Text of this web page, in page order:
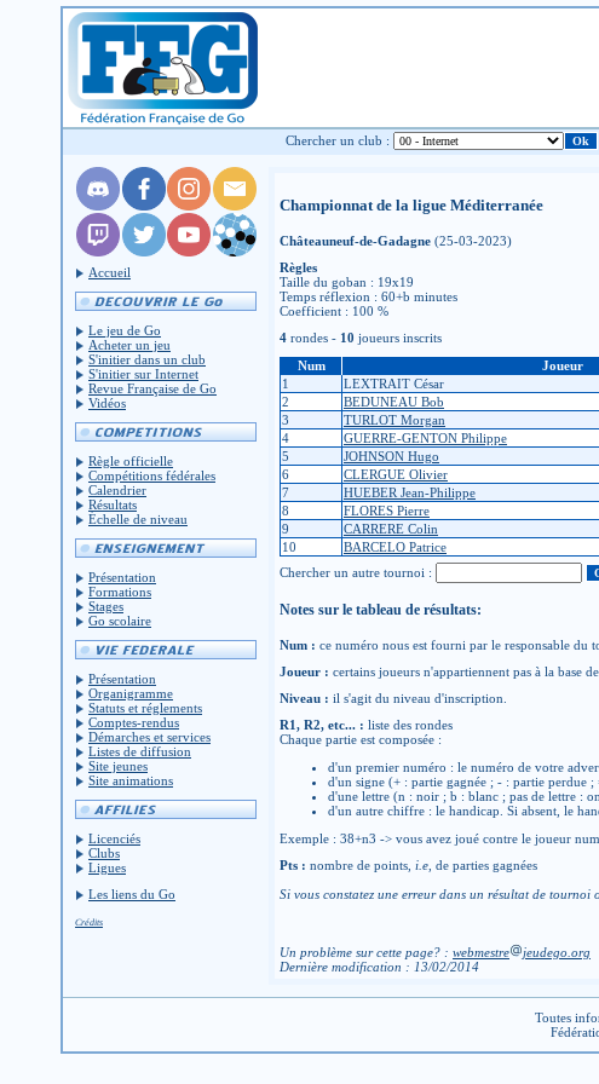
Chercher un club :
Accueil
Le jeu de Go
Acheter un jeu
S'initier dans un club
S'initier sur Internet
Revue Française de Go
Vidéos
Règle officielle
Compétitions fédérales
Calendrier
Résultats
Échelle de niveau
Présentation
Formations
Stages
Go scolaire
Présentation
Organigramme
Statuts et réglements
Comptes-rendus
Démarches et services
Listes de diffusion
Site jeunes
Site animations
Licenciés
Clubs
Ligues
Les liens du Go
Crédits
Championnat de la ligue Méditerranée
Châteauneuf-de-Gadagne (25-03-2023)
Règles
Taille du goban : 19x19
Temps réflexion : 60+b minutes
Coefficient : 100 %
4 rondes - 10 joueurs inscrits
Num
Joueur
1
LEXTRAIT César
2
BEDUNEAU Bob
3
TURLOT Morgan
4
GUERRE-GENTON Philippe
5
JOHNSON Hugo
6
CLERGUE Olivier
7
HUEBER Jean-Philippe
8
FLORES Pierre
9
CARRERE Colin
10
BARCELO Patrice
Chercher un autre tournoi :
Notes sur le tableau de résultats:
Num : ce numéro nous est fourni par le responsable du
Joueur : certains joueurs n'appartiennent pas à la base
Niveau : il s'agit du niveau d'inscription.
R1, R2, etc... : liste des rondes
Chaque partie est composée :
d'un premier numéro : le numéro de votre
d'un signe (+ : partie gagnée ; - : partie perdue
d'une lettre (n : noir ; b : blanc ; pas de lettre :
d'un autre chiffre : le handicap. Si absent, le
Exemple : 38+n3 -> vous avez joué contre le joueur
Pts : nombre de points, i.e , de parties gagnées
Si vous constatez une erreur dans un résultat de tournoi
Un problème sur cette page? : webmestre
jeudego.org
Dernière modification : 13/02/2014
Toutes